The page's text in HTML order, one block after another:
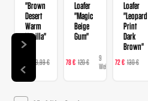
"Brown
Desert
Warm
Vanilla"
129,99 €
Webshops
Loafer
"Magic
Beige
Gum"
78 € 120 €
9
Webshops
Loafer
"Leopard
Print
Dark
Brown"
72 € 130 €